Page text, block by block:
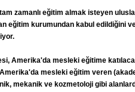
zamanlı eğitim almak isteyen
eğitim kurumundan kabul edildiğini
Amerika'da mesleki eğitime
mesleki eğitim veren
mekanik ve kozmetoloji gibi